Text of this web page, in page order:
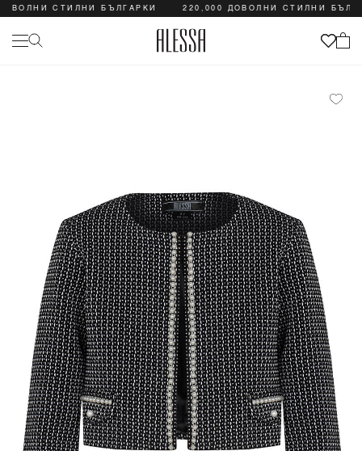
СТИЛНИ БЪЛГАРКИ 220,000 ДОВОЛНИ СТИЛНИ